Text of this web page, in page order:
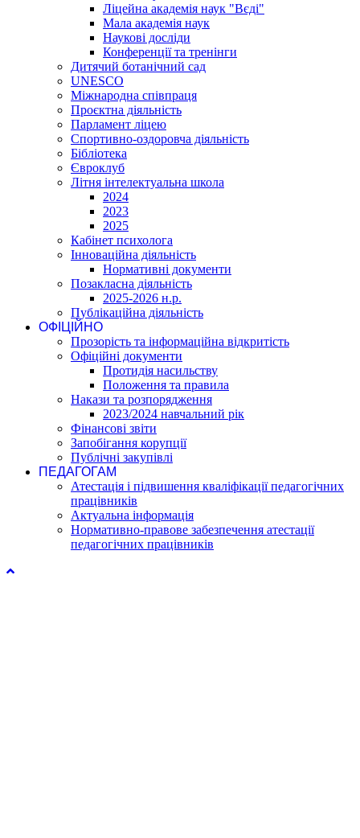
Ліцейна академія наук "Вєді"
Мала академія наук
Наукові досліди
Конференції та тренінги
Дитячий ботанічний сад
UNESCO
Міжнародна співпраця
Проєктна діяльність
Парламент ліцею
Спортивно-оздоровча діяльність
Бібліотека
Євроклуб
Літня інтелектуальна школа
2024
2023
2025
Кабінет психолога
Інноваційна діяльність
Нормативні документи
Позакласна діяльність
2025-2026 н.р.
Публікаційна діяльність
ОФІЦІЙНО
Прозорість та інформаційна відкритість
Офіційні документи
Протидія насильству
Положення та правила
Накази та розпорядження
2023/2024 навчальний рік
Фінансові звіти
Запобігання корупції
Публічні закупівлі
ПЕДАГОГАМ
Атестація і підвишення кваліфікації педагогічних
працівників
Актуальна інформація
Нормативно-правове забезпечення атестації
педагогічних працівників